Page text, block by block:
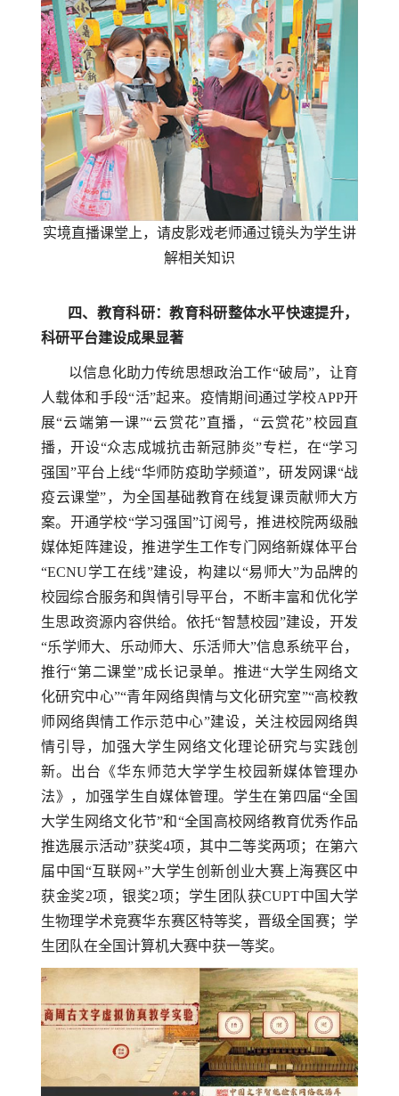
实境直播课堂上，请皮影戏老师通过镜头为学生讲
解相关知识
四、教育科研：教育科研整体水平快速提升，
科研平台建设成果显著
以信息化助力传统思想政治工作“破局”，让育
人载体和手段“活”起来。疫情期间通过学校APP开
展“云端第一课”“云赏花”直播，“云赏花”校园直
播，开设“众志成城抗击新冠肺炎”专栏，在“学习
强国”平台上线“华师防疫助学频道”，研发网课“战
疫云课堂”，为全国基础教育在线复课贡献师大方
案。开通学校“学习强国”订阅号，推进校院两级融
媒体矩阵建设，推进学生工作专门网络新媒体平台
“ECNU学工在线”建设，构建以“易师大”为品牌的
校园综合服务和舆情引导平台，不断丰富和优化学
生思政资源内容供给。依托“智慧校园”建设，开发
“乐学师大、乐动师大、乐活师大”信息系统平台，
推行“第二课堂”成长记录单。推进“大学生网络文
化研究中心”“青年网络舆情与文化研究室”“高校教
师网络舆情工作示范中心”建设，关注校园网络舆
情引导，加强大学生网络文化理论研究与实践创
新。出台《华东师范大学学生校园新媒体管理办
法》，加强学生自媒体管理。学生在第四届“全国
大学生网络文化节”和“全国高校网络教育优秀作品
推选展示活动”获奖4项，其中二等奖两项；在第六
届中国“互联网+”大学生创新创业大赛上海赛区中
获金奖2项，银奖2项；学生团队获CUPT中国大学
生物理学术竞赛华东赛区特等奖，晋级全国赛；学
生团队在全国计算机大赛中获一等奖。